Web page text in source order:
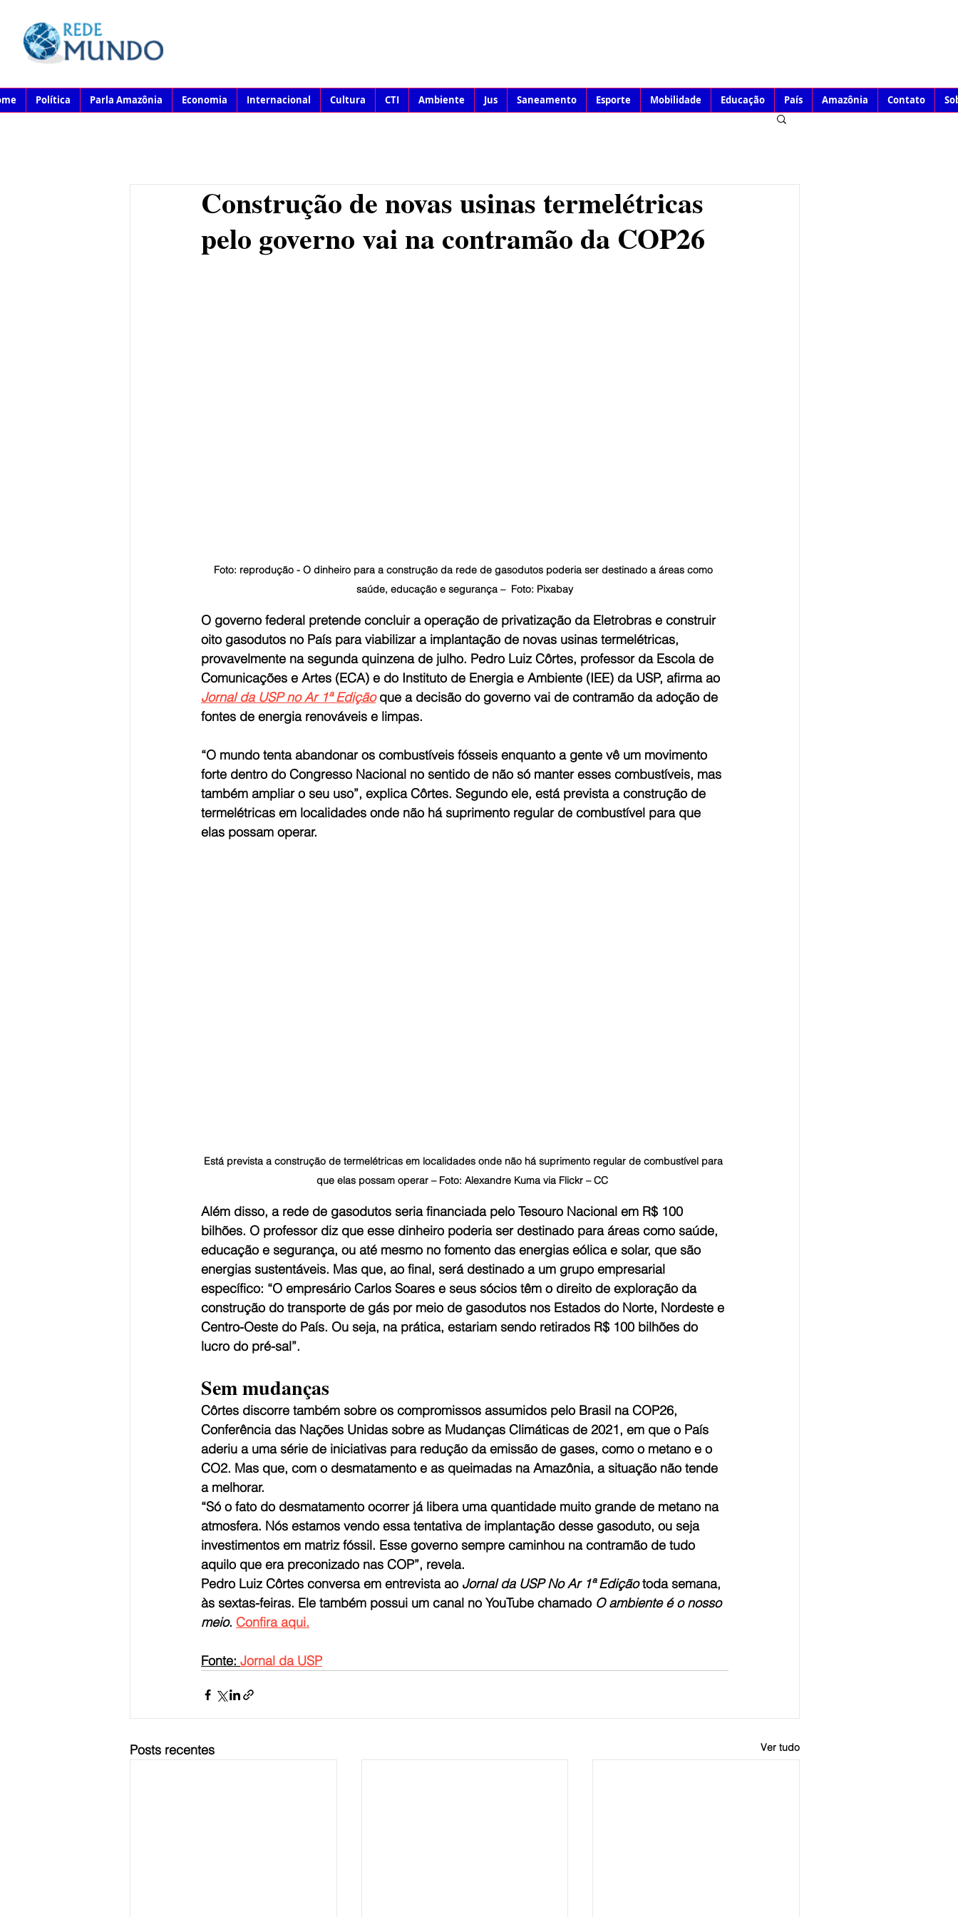
Política Parla Amazônia Economia Internacional Cultura CTI Ambiente Jus Saneamento Esporte Mobilidade Educação País Amazônia Contato
Construção de novas usinas termelétricas
pelo governo vai na contramão da COP26
Foto: reprodução - O dinheiro para a construção da rede de gasodutos poderia ser destinado a áreas como
saúde, educação e segurança –  Foto: Pixabay
O governo federal pretende concluir a operação de privatização da Eletrobras e construir
oito gasodutos no País para viabilizar a implantação de novas usinas termelétricas,
provavelmente na segunda quinzena de julho. Pedro Luiz Côrtes, professor da Escola de
Comunicações e Artes (ECA) e do Instituto de Energia e Ambiente (IEE) da USP, afirma ao
Jornal da USP no Ar 1ª Edição que a decisão do governo vai de contramão da adoção de
fontes de energia renováveis e limpas.
“O mundo tenta abandonar os combustíveis fósseis enquanto a gente vê um movimento
forte dentro do Congresso Nacional no sentido de não só manter esses combustíveis, mas
também ampliar o seu uso”, explica Côrtes. Segundo ele, está prevista a construção de
termelétricas em localidades onde não há suprimento regular de combustível para que
elas possam operar.
Está prevista a construção de termelétricas em localidades onde não há suprimento regular de combustível para
que elas possam operar – Foto: Alexandre Kuma via Flickr – CC
Além disso, a rede de gasodutos seria financiada pelo Tesouro Nacional em R$ 100
bilhões. O professor diz que esse dinheiro poderia ser destinado para áreas como saúde,
educação e segurança, ou até mesmo no fomento das energias eólica e solar, que são
energias sustentáveis. Mas que, ao final, será destinado a um grupo empresarial
específico: “O empresário Carlos Soares e seus sócios têm o direito de exploração da
construção do transporte de gás por meio de gasodutos nos Estados do Norte, Nordeste e
Centro-Oeste do País. Ou seja, na prática, estariam sendo retirados R$ 100 bilhões do
lucro do pré-sal”.
Sem mudanças
Côrtes discorre também sobre os compromissos assumidos pelo Brasil na COP26,
Conferência das Nações Unidas sobre as Mudanças Climáticas de 2021, em que o País
aderiu a uma série de iniciativas para redução da emissão de gases, como o metano e o
CO2. Mas que, com o desmatamento e as queimadas na Amazônia, a situação não tende
a melhorar.
“Só o fato do desmatamento ocorrer já libera uma quantidade muito grande de metano na
atmosfera. Nós estamos vendo essa tentativa de implantação desse gasoduto, ou seja
investimentos em matriz fóssil. Esse governo sempre caminhou na contramão de tudo
aquilo que era preconizado nas COP”, revela.
Pedro Luiz Côrtes conversa em entrevista ao Jornal da USP No Ar 1ª Edição toda semana,
às sextas-feiras. Ele também possui um canal no YouTube chamado O ambiente é o nosso
meio. Confira aqui.
Fonte: Jornal da USP
Posts recentes Ver tudo